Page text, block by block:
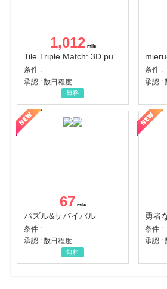
1,012
Tile Triple Match: 3D puzzle
条件 :
承認 : 数日程度
無料
条件 :
承認 :
67
パズル&サバイバル
条件 :
承認 : 数日程度
無料
条件 :
承認 :